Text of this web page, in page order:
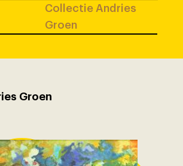
Collectie Andries
Groen
Groen